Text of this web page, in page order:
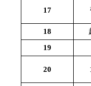
17
18
19
20